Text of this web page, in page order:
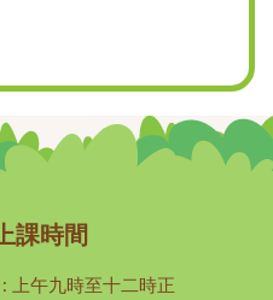
課時間
:
上午九時至十二時正